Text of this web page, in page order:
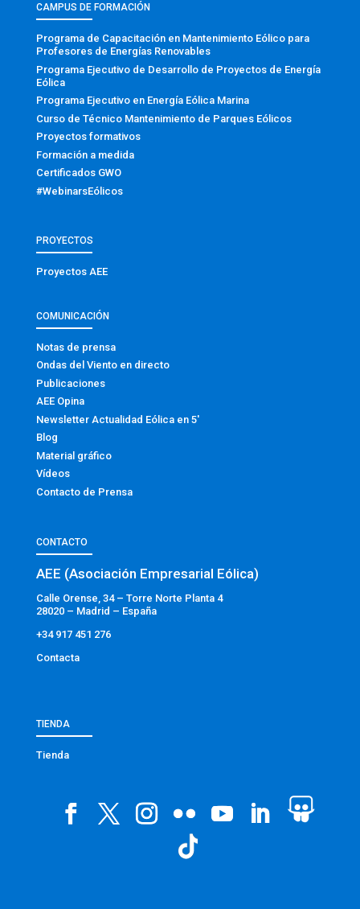
CAMPUS DE FORMACIÓN
Programa de Capacitación en Mantenimiento Eólico para
Profesores de Energías Renovables
Programa Ejecutivo de Desarrollo de Proyectos de Energía
Eólica
Programa Ejecutivo en Energía Eólica Marina
Curso de Técnico Mantenimiento de Parques Eólicos
Proyectos formativos
Formación a medida
Certificados GWO
#WebinarsEólicos
PROYECTOS
Proyectos AEE
COMUNICACIÓN
Notas de prensa
Ondas del Viento en directo
Publicaciones
AEE Opina
Newsletter Actualidad Eólica en 5′
Blog
Material gráfico
Vídeos
Contacto de Prensa
CONTACTO
AEE (Asociación Empresarial Eólica)
Calle Orense, 34 – Torre Norte Planta 4
28020 – Madrid – España
+34 917 451 276
Contacta
TIENDA
Tienda